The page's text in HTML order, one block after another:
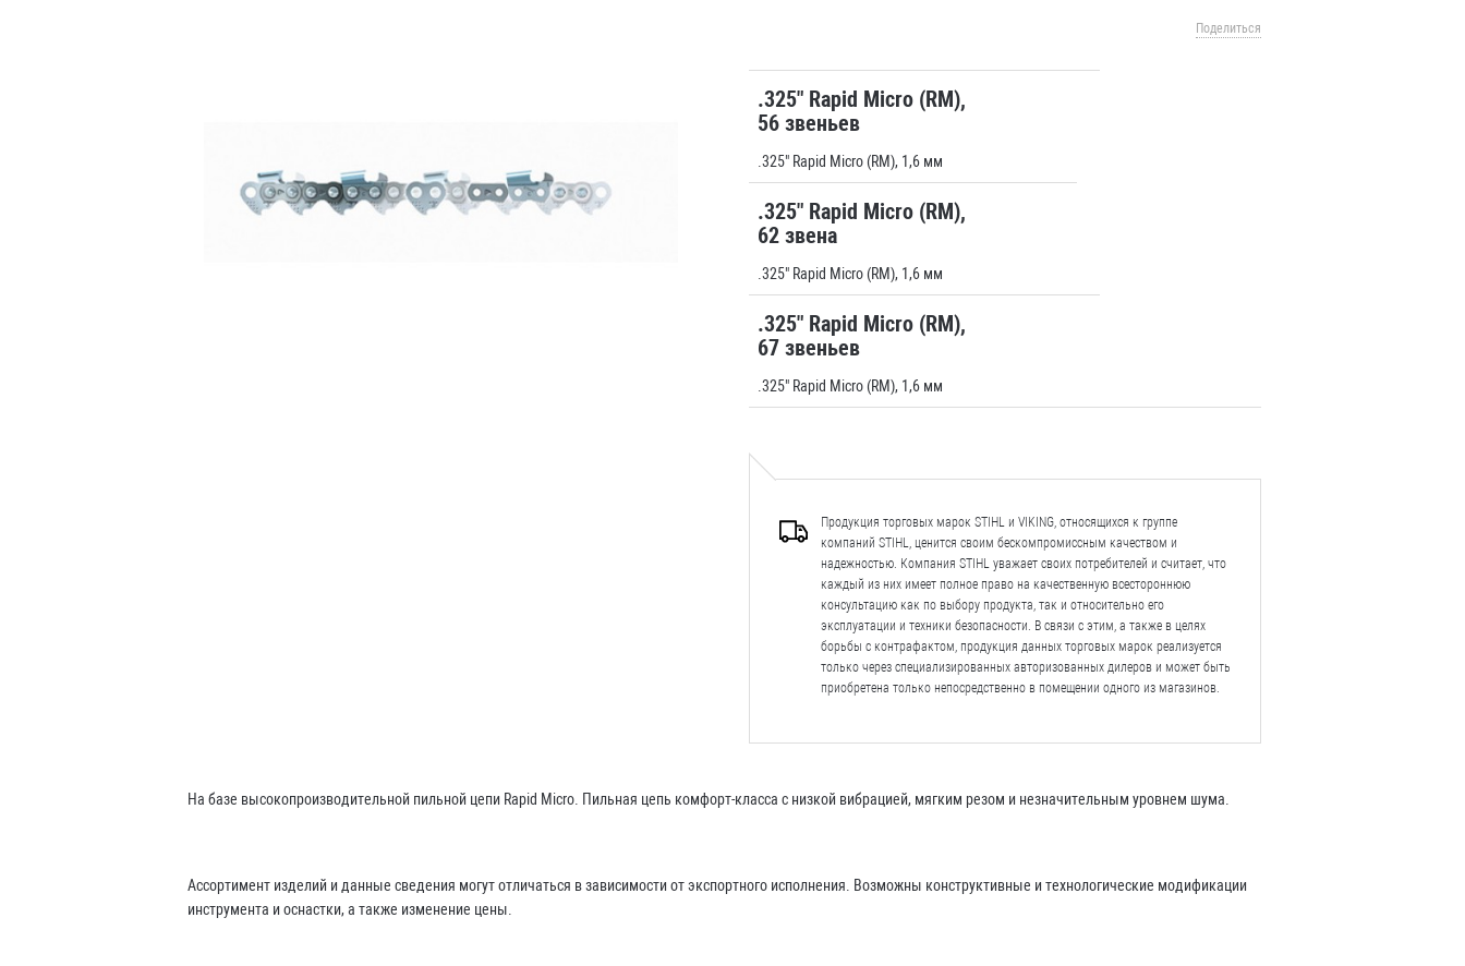
Поделиться
.325" Rapid Micro (RM),
56 звеньев
.325" Rapid Micro (RM), 1,6 мм
.325" Rapid Micro (RM),
62 звена
.325" Rapid Micro (RM), 1,6 мм
.325" Rapid Micro (RM),
67 звеньев
.325" Rapid Micro (RM), 1,6 мм
Продукция торговых марок STIHL и VIKING, относящихся к группе
компаний STIHL, ценится своим бескомпромиссным качеством и
надежностью. Компания STIHL уважает своих потребителей и считает, что
каждый из них имеет полное право на качественную всестороннюю
консультацию как по выбору продукта, так и относительно его
эксплуатации и техники безопасности. В связи с этим, а также в целях
борьбы с контрафактом, продукция данных торговых марок реализуется
только через специализированных авторизованных дилеров и может быть
приобретена только непосредственно в помещении одного из магазинов.
На базе высокопроизводительной пильной цепи Rapid Micro. Пильная цепь комфорт-класса с низкой вибрацией, мягким резом и незначительным уровнем шума.
Ассортимент изделий и данные сведения могут отличаться в зависимости от экспортного исполнения. Возможны конструктивные и технологические модификации
инструмента и оснастки, а также изменение цены.